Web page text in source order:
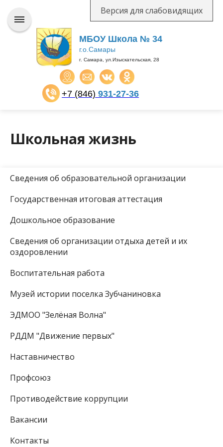
Версия для слабовидящих
МБОУ Школа № 34
г.о.Самары
г. Самара, ул.Изыскательская, 28
+7 (846) 931-27-36
Школьная жизнь
Сведения об образовательной организации
Государственная итоговая аттестация
Дошкольное образование
Сведения об организации отдыха детей и их
оздоровлении
Воспитательная работа
Музей истории поселка Зубчаниновка
ЭДМОО "Зелёная Волна"
РДДМ "Движение первых"
Наставничество
Профсоюз
Противодействие коррупции
Вакансии
Контакты